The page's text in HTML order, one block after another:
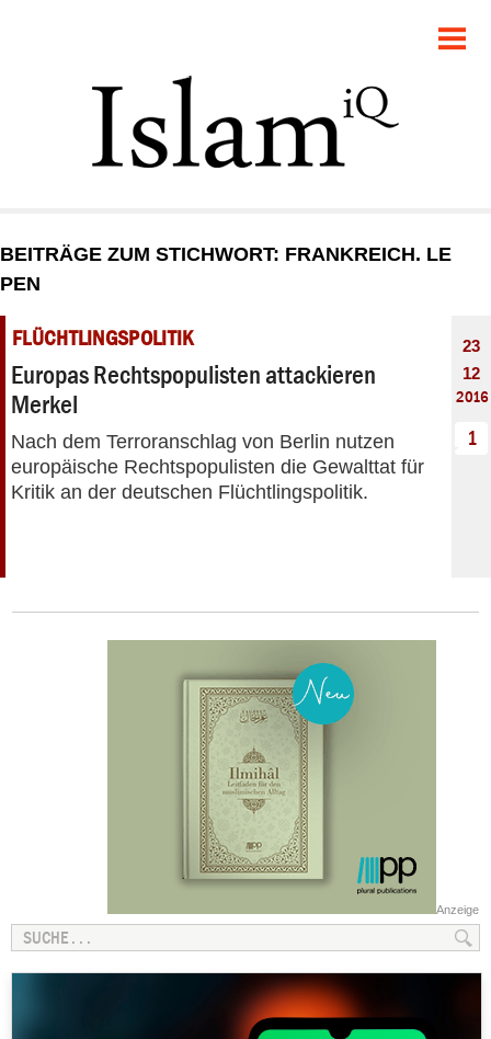
GESELLSCHAFT
STARTSEITE
DEBATTE
PANORAMA
BEITRÄGE ZUM STICHWORT: FRANKREICH. LE
PEN
FLÜCHTLINGSPOLITIK
Europas Rechtspopulisten attackieren
Merkel
Nach dem Terroranschlag von Berlin nutzen
europäische Rechtspopulisten die Gewalttat für
Kritik an der deutschen Flüchtlingspolitik.
23
12
2016
1
Anzeige